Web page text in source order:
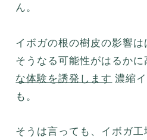
ん。
イボガの根の樹皮の影響は
そうなる可能性がはるかに
な体験を誘発します 濃縮
も。
そうは言っても、イボガ